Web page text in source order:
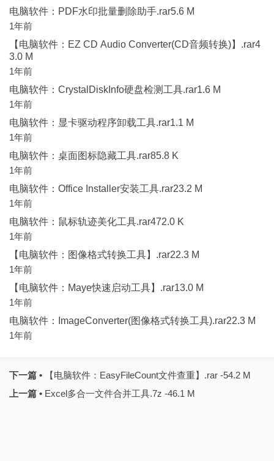
电脑软件：PDF水印批量删除助手.rar5.6 M
1年前
【电脑软件：EZ CD Audio Converter(CD音频转换)】.rar4
3.0 M
1年前
电脑软件：CrystalDiskInfo硬盘检测工具.rar1.6 M
1年前
电脑软件：显卡驱动程序卸载工具.rar1.1 M
1年前
电脑软件：桌面图标隐藏工具.rar85.8 K
1年前
电脑软件：Office Installer安装工具.rar23.2 M
1年前
电脑软件：鼠标轨迹美化工具.rar472.0 K
1年前
【电脑软件：图像格式转换工具】.rar22.3 M
1年前
【电脑软件：Maye快速启动工具】.rar13.0 M
1年前
电脑软件：ImageConverter(图像格式转换工具).rar22.3 M
1年前
下一篇 • 【电脑软件：EasyFileCount文件查重】.rar -54.2 M
上一篇 • Excel多合一文件合并工具.7z -46.1 M